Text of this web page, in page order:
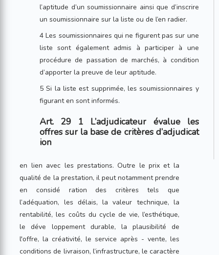
l’aptitude d’un soumissionnaire ainsi que d’inscrire
un soumissionnaire sur la liste ou de l’en radier.
4 Les soumissionnaires qui ne figurent pas sur une
liste sont également admis à participer à une
procédure de passation de marchés, à condition
d’apporter la preuve de leur aptitude.
5 Si la liste est supprimée, les soumissionnaires y
figurant en sont informés.
Art. 29 1 L’adjudicateur évalue les
offres sur la base de critères d’adjudicat
ion
en lien avec les prestations. Outre le prix et la
qualité de la prestation, il peut notamment prendre
en considé ration des critères tels que
l’adéquation, les délais, la valeur technique, la
rentabilité, les coûts du cycle de vie, l’esthétique,
le déve loppement durable, la plausibilité de
l'offre, la créativité, le service après - vente, les
conditions de livraison, l’infrastructure, le caractère